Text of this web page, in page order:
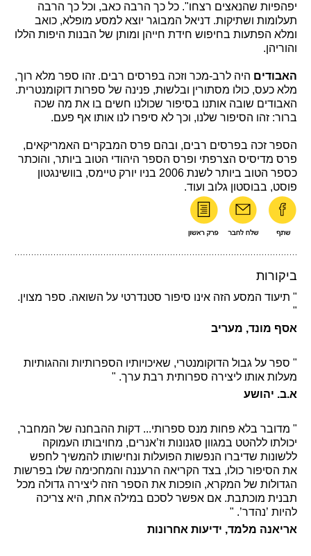
יפהפיות שהנאצים רצחו". כל כך הרבה כאב, וכל כך הרבה
תעלומות ושתיקות. דניאל המבוגר יוצא למסע מופלא, כואב
ומלא הפתעות בחיפוש חידת חייהן ומותן של הבנות היפות הללו
והוריהן.
האבודים היה לרב-מכר וזכה בפרסים רבים. זהו ספר מלא רוך,
מלא כעס, כולו מסתורין ובלשוּת, פנינה של ספרות דוקומנטרית.
האבודים שובה אותנו בסיפור שכולנו חשים בו את מה שכה
ברור: זהו הסיפור שלנו, וכך לא סיפרו לנו אותו אף פעם.
הספר זכה בפרסים רבים, ובהם פרס המבקרים האמריקאים,
פרס מדיסיס הצרפתי ופרס הספר היהודי הטוב ביותר, והוכתר
כספר הטוב ביותר לשנת 2006 בניו יורק טיימס, בוושינגטון
פוסט, בבוסטון גלוב ועוד.
ביקורות
" תיעוד המסע הזה אינו סיפור סטנדרטי על השואה. ספר מצוין.
"
אסף מונד, מעריב
" ספר על גבול הדוקומנטרי, שאיכויותיו הספרותיות וההגותיות
מעלות אותו ליצירה ספרותית רבת ערך. "
א.ב. יהושע
" מדובר בלא פחות מנס ספרותי... דקות ההבחנה של המחבר,
יכולתו ללהטט במגוון סגנונות וז’אנרים, מחויבותו העמוקה
ללשונות שדיברו הנפשות הפועלות ונחישותו להמשיך לחפש
את הסיפור כולו, בצד הקריאה הרעננה והמחכימה שלו בפרשות
הגדולות של המקרא, הופכות את הספר הזה ליצירה גדולה מכל
תבנית מוכתבת. אם אפשר לסכם במילה אחת, היא צריכה
להיות ’נהדר’. "
אריאנה מלמד, ידיעות אחרונות